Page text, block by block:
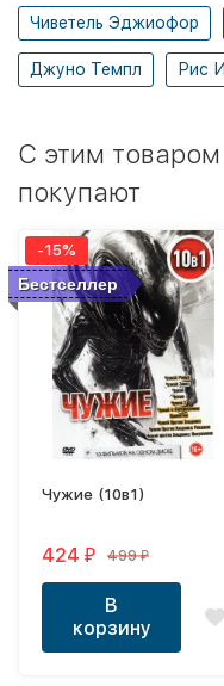
Чиветель Эджиофор
Джуно Темпл Рис
C этим
покупают
Бестселлер
-15%
Чужие (10в1)
424 ₽ 499₽
В
корзину